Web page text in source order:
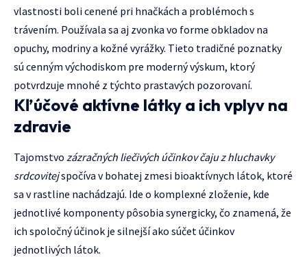
vlastnosti boli cenené pri hnačkách a problémoch s
trávením. Používala sa aj zvonka vo forme obkladov na
opuchy, modriny a kožné vyrážky. Tieto tradičné poznatky
sú cenným východiskom pre moderný výskum, ktorý
potvrdzuje mnohé z týchto prastavých pozorovaní.
Kľúčové aktívne látky a ich vplyv na
zdravie
Tajomstvo zázračných liečivých účinkov čaju z hluchavky
srdcovitejspočíva v bohatej zmesi bioaktívnych látok, ktoré
sa v rastline nachádzajú. Ide o komplexné zloženie, kde
jednotlivé komponenty pôsobia synergicky, čo znamená, že
ich spoločný účinok je silnejší ako súčet účinkov
jednotlivých látok.